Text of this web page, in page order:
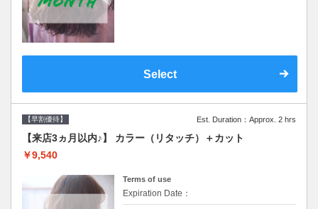
Select
【早割優待】 Est. Duration：Approx. 2 hrs
【来店3ヵ月以内♪】 カラー（リタッチ）＋カット
￥9,540
Terms of use
Expiration Date：